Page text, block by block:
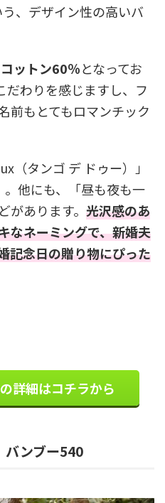
う、デザイン性の高いバ
ットン60％となってお
だわりを感じますし、フ
前もとてもロマンチック
（タンゴ デ ドゥー）」
他にも、「昼も夜も一
があります。 光沢感のあ
なネーミングで、新婚夫
記念日の贈り物にぴった
詳細はコチラから
ンブー540